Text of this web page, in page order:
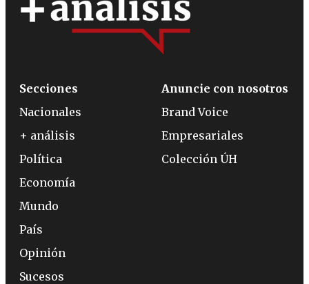
Secciones
Nacionales
+ análisis
Política
Economía
Mundo
País
Opinión
Sucesos
Anuncie con nosotros
Brand Voice
Empresariales
Colección ÚH